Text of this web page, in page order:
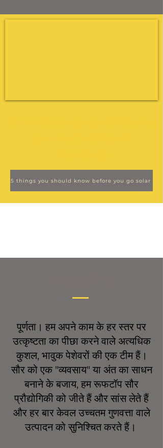
5 things you should know before you go solar
पूर्णता। हम अपने काम के हर स्तर पर
उत्कृष्टता का पीछा करने वाले अत्यधिक
कुशल, भावुक पेशेवरों की एक टीम हैं।
सौर को एक "व्यवसाय" या अंत का साधन
बनाने के बजाय, हम रूफटॉप सौर
प्रौद्योगिकी को जीते हैं और सांस लेते हैं
और हर बार केवल उच्चतम गुणवत्ता वाले
उत्पादन को सुनिश्चित करते हैं।